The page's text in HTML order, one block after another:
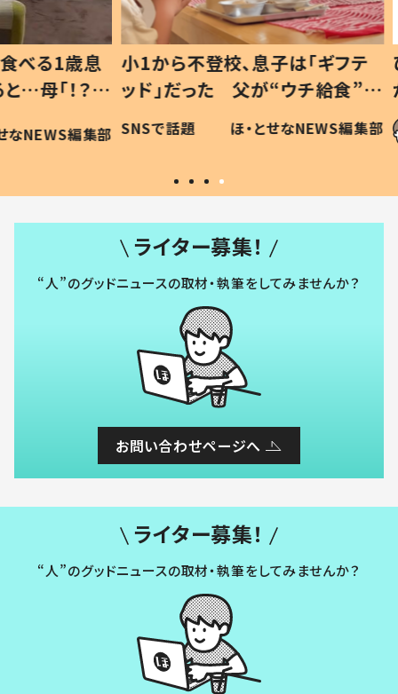
歳息
？」
編集部
小1から不登校、息子は「ギフテ
ッド」だった 父が“ウチ給食”を
作り続ける理由とは #令和の親
#令和の子
SNSで話題 ほ・とせなNEWS編集部
ひ孫
が、抱
「涙が
い」
ライター募集！
“人”のグッドニュースの取材・執筆をしてみませんか？
お問い合わせページへ
ライター募集！
“人”のグッドニュースの取材・執筆をしてみませんか？